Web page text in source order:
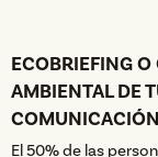
ECOBRIEFING
AMBIENTAL DE
COMUNICACIÓN
El 50% de las